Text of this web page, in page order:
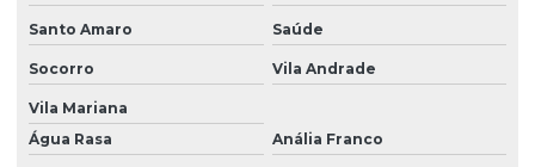
Santo Amaro Saúde
Socorro Vila Andrade
Vila Mariana
Água Rasa
Anália Franco